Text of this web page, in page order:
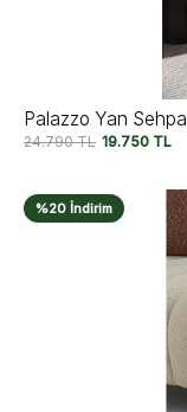
Palazzo Yan Sehpa
24.790TL 19.750 TL
%20 İndirim